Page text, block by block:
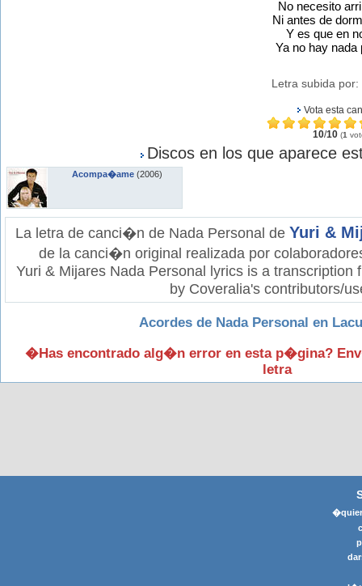
No necesito
Ni antes de
Y es que en
Ya no hay nada
Letra subida por:
Vota esta
10/10 (1
Discos en los que aparece
Acompa�ame (2006)
La letra de canci�n de Nada Personal de Yuri &
de la canci�n original realizada por
Yuri & Mijares Nada Personal lyrics is a transcription
by Coveralia's contributors/
Acordes de Nada Personal en
�Has encontrado alg�n error en esta p�gina?
letra